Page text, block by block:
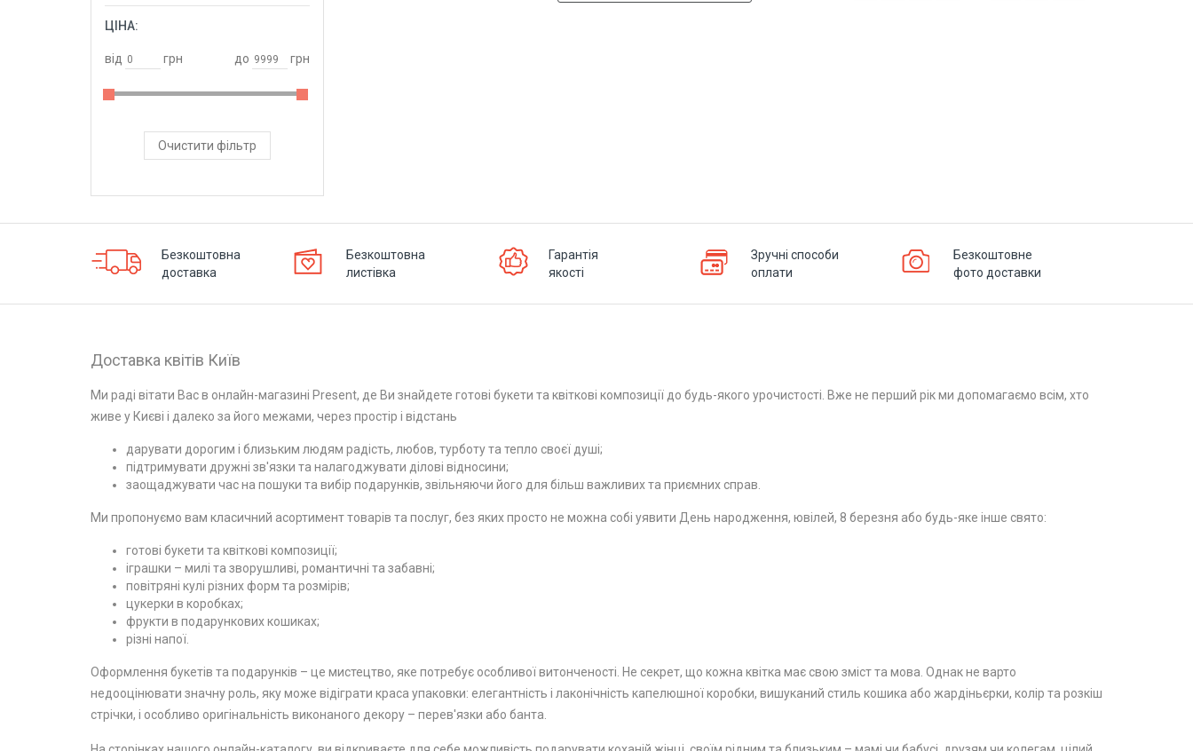
ЦІНА:
від грн до грн
Очистити фільтр
Безкоштовна
доставка
Безкоштовна
листівка
Гарантія
якості
Зручні способи
оплати
Безкоштовне
фото доставки
Доставка квітів Київ
Ми раді вітати Вас в онлайн-магазині Present, де Ви знайдете готові букети та квіткові композиції до будь-якого урочистості. Вже не перший рік ми допомагаємо всім, хто
живе у Києві і далеко за його межами, через простір і відстань
дарувати дорогим і близьким людям радість, любов, турботу та тепло своєї душі;
підтримувати дружні зв'язки та налагоджувати ділові відносини;
заощаджувати час на пошуки та вибір подарунків, звільняючи його для більш важливих та приємних справ.
Ми пропонуємо вам класичний асортимент товарів та послуг, без яких просто не можна собі уявити День народження, ювілей, 8 березня або будь-яке інше свято:
готові букети та квіткові композиції;
іграшки – милі та зворушливі, романтичні та забавні;
повітряні кулі різних форм та розмірів;
цукерки в коробках;
фрукти в подарункових кошиках;
різні напої.
Оформлення букетів та подарунків – це мистецтво, яке потребує особливої ​​витонченості. Не секрет, що кожна квітка має свою зміст та мова. Однак не варто
недооцінювати значну роль, яку може відіграти краса упаковки: елегантність і лаконічність капелюшної коробки, вишуканий стиль кошика або жардіньєрки, колір та розкіш
стрічки, і особливо оригінальність виконаного декору – перев'язки або банта.